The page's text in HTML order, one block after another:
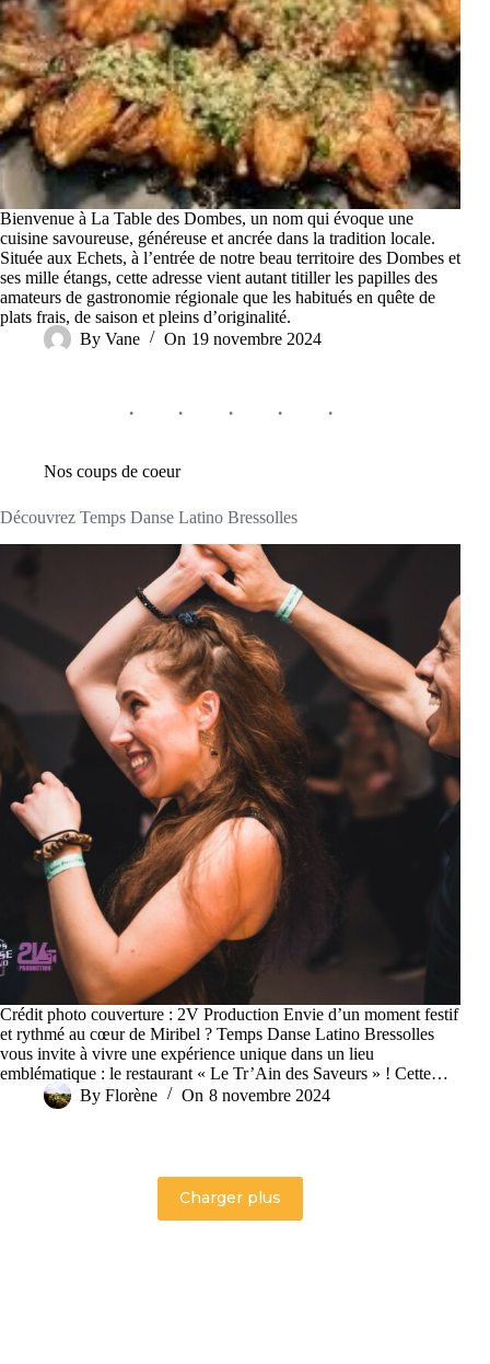
Bienvenue à La Table des Dombes, un nom qui évoque une
cuisine savoureuse, généreuse et ancrée dans la tradition locale.
Située aux Echets, à l’entrée de notre beau territoire des Dombes et
ses mille étangs, cette adresse vient autant titiller les papilles des
amateurs de gastronomie régionale que les habitués en quête de
plats frais, de saison et pleins d’originalité.
By Vane On 19 novembre 2024
Nos coups de coeur
Découvrez Temps Danse Latino Bressolles
Crédit photo couverture : 2V Production Envie d’un moment festif
et rythmé au cœur de Miribel ? Temps Danse Latino Bressolles
vous invite à vivre une expérience unique dans un lieu
emblématique : le restaurant « Le Tr’Ain des Saveurs » ! Cette…
By Florène On 8 novembre 2024
Charger plus